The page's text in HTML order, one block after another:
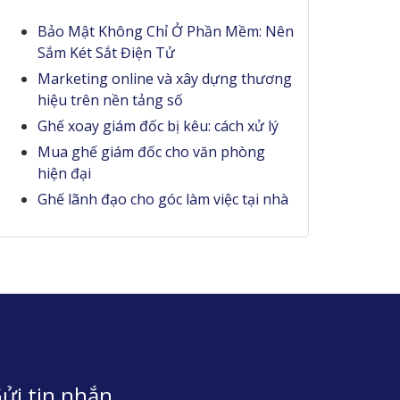
Bảo Mật Không Chỉ Ở Phần Mềm: Nên
Sắm Két Sắt Điện Tử
Marketing online và xây dựng thương
hiệu trên nền tảng số
Ghế xoay giám đốc bị kêu: cách xử lý
Mua ghế giám đốc cho văn phòng
hiện đại
Ghế lãnh đạo cho góc làm việc tại nhà